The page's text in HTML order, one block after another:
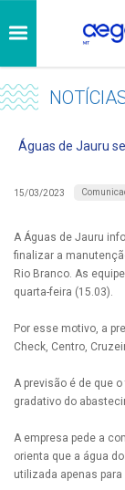
Águas de Jauru
15/03/2023
A Águas de Jauru
finalizar a
Rio Branco. As
quarta-feira (15.03).
Por esse motivo, a
Check, Centro,
A previsão é de que
gradativo do
A empresa pede a
orienta que a água
utilizada apenas